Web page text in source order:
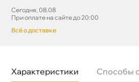
Сегодня, 08.08
При оплате на сайте до 20:00
сё о доставке
Характеристики Способы